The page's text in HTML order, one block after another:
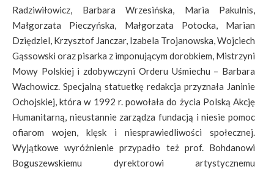
Radziwiłowicz, Barbara Wrzesińska, Maria Pakulnis,
Małgorzata Pieczyńska, Małgorzata Potocka, Marian
Dziędziel, Krzysztof Janczar, Izabela Trojanowska, Wojciech
Gąssowski oraz pisarka z imponującym dorobkiem, Mistrzyni
Mowy Polskiej i zdobywczyni Orderu Uśmiechu – Barbara
Wachowicz. Specjalną statuetkę redakcja przyznała Janinie
Ochojskiej, która w 1992 r. powołała do życia Polską Akcję
Humanitarną, nieustannie zarządza fundacją i niesie pomoc
ofiarom wojen, klęsk i niesprawiedliwości społecznej.
Wyjątkowe wyróżnienie przypadło też prof. Bohdanowi
Boguszewskiemu dyrektorowi artystycznemu